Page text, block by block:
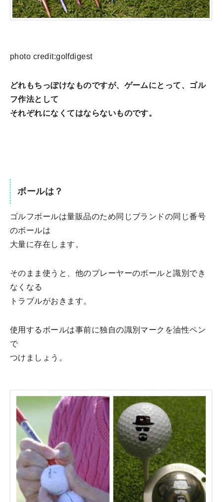
photo credit:golfdigest
どれもちっぽけなものですが、ゲームにとって、ゴル
フ作法として
それぞれになくてはならないものです。
ボールは？
ゴルフボールは量販品のため同じブランドの同じ番号
のボールは
大量に存在します。
そのまま使うと、他のプレーヤーのボールと識別でき
なくなる
トラブルがおきます。
使用するボールは事前に独自の識別マークを油性ペン
で
つけましょう。